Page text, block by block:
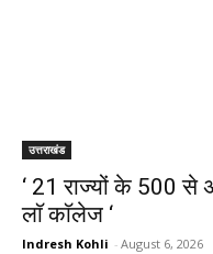
उत्तराखंड
‘ 21 राज्यों के 500 से
लाॅ काॅलेज ‘
Indresh Kohli - August 6, 2026